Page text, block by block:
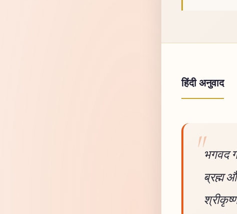
हिंदी अनुवाद
भगवद
ब्रह्म